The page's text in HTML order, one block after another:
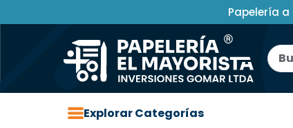
Papelería
Explorar Categorías